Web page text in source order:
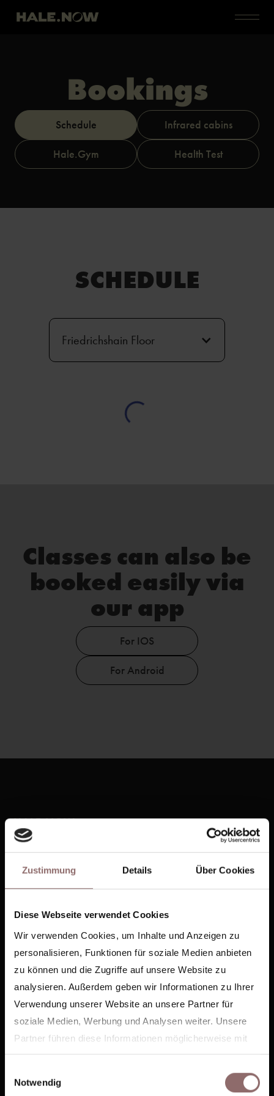
Zustimmung Details Über Cookies
Diese Webseite verwendet Cookies
Wir verwenden Cookies, um Inhalte und Anzeigen zu
personalisieren, Funktionen für soziale Medien anbieten
zu können und die Zugriffe auf unsere Website zu
analysieren. Außerdem geben wir Informationen zu Ihrer
Verwendung unserer Website an unsere Partner für
soziale Medien, Werbung und Analysen weiter. Unsere
Partner führen diese Informationen möglicherweise mit
weiteren Daten zusammen, die Sie ihnen bereitgestellt
haben oder die sie im Rahmen Ihrer Nutzung der Dienste
gesammelt haben.
Notwendig
Bookings
Schedule Infrared cabins
Hale.Gym Health Test
SCHEDULE
Friedrichshain Floor
Classes can also be
booked easily via
our app
For IOS
For Android
HALE.NOW
support@hale-now.com
LANGUAGE: DE | EN
HALE.OFFERINGS
Pilates Reformer
Hale.Gym
Infrared Cabins